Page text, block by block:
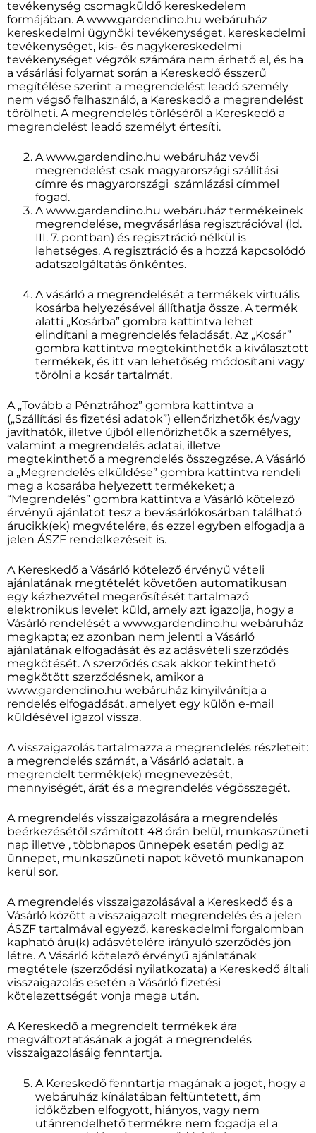
tevékenység csomagküldő kereskedelem
formájában. A www.gardendino.hu webáruház
kereskedelmi ügynöki tevékenységet, kereskedelmi
tevékenységet, kis- és nagykereskedelmi
tevékenységet végzők számára nem érhető el, és ha
a vásárlási folyamat során a Kereskedő ésszerű
megítélése szerint a megrendelést leadó személy
nem végső felhasználó, a Kereskedő a megrendelést
törölheti. A megrendelés törléséről a Kereskedő a
megrendelést leadó személyt értesíti.
A www.gardendino.hu webáruház vevői
megrendelést csak magyarországi szállítási
címre és magyarországi számlázási címmel
fogad.
A www.gardendino.hu webáruház termékeinek
megrendelése, megvásárlása regisztrációval (ld.
III. 7. pontban) és regisztráció nélkül is
lehetséges. A regisztráció és a hozzá kapcsolódó
adatszolgáltatás önkéntes.
A vásárló a megrendelését a termékek virtuális
kosárba helyezésével állíthatja össze. A termék
alatti „Kosárba” gombra kattintva lehet
elindítani a megrendelés feladását. Az „Kosár”
gombra kattintva megtekinthetők a kiválasztott
termékek, és itt van lehetőség módosítani vagy
törölni a kosár tartalmát.
A „Tovább a Pénztrához” gombra kattintva a
(„Szállítási és fizetési adatok”) ellenőrizhetők és/vagy
javíthatók, illetve újból ellenőrizhetők a személyes,
valamint a megrendelés adatai, illetve
megtekinthető a megrendelés összegzése. A Vásárló
a „Megrendelés elküldése” gombra kattintva rendeli
meg a kosarába helyezett termékeket; a
“Megrendelés” gombra kattintva a Vásárló kötelező
érvényű ajánlatot tesz a bevásárlókosárban található
árucikk(ek) megvételére, és ezzel egyben elfogadja a
jelen ÁSZF rendelkezéseit is.
A Kereskedő a Vásárló kötelező érvényű vételi
ajánlatának megtételét követően automatikusan
egy kézhezvétel megerősítését tartalmazó
elektronikus levelet küld, amely azt igazolja, hogy a
Vásárló rendelését a www.gardendino.hu webáruház
megkapta; ez azonban nem jelenti a Vásárló
ajánlatának elfogadását és az adásvételi szerződés
megkötését. A szerződés csak akkor tekinthető
megkötött szerződésnek, amikor a
www.gardendino.hu webáruház kinyilvánítja a
rendelés elfogadását, amelyet egy külön e-mail
küldésével igazol vissza.
A visszaigazolás tartalmazza a megrendelés részleteit:
a megrendelés számát, a Vásárló adatait, a
megrendelt termék(ek) megnevezését,
mennyiségét, árát és a megrendelés végösszegét.
A megrendelés visszaigazolására a megrendelés
beérkezésétől számított 48 órán belül, munkaszüneti
nap illetve , többnapos ünnepek esetén pedig az
ünnepet, munkaszüneti napot követő munkanapon
kerül sor.
A megrendelés visszaigazolásával a Kereskedő és a
Vásárló között a visszaigazolt megrendelés és a jelen
ÁSZF tartalmával egyező, kereskedelmi forgalomban
kapható áru(k) adásvételére irányuló szerződés jön
létre. A Vásárló kötelező érvényű ajánlatának
megtétele (szerződési nyilatkozata) a Kereskedő általi
visszaigazolás esetén a Vásárló fizetési
kötelezettségét vonja mega után.
A Kereskedő a megrendelt termékek ára
megváltoztatásának a jogát a megrendelés
visszaigazolásáig fenntartja.
A Kereskedő fenntartja magának a jogot, hogy a
webáruház kínálatában feltüntetett, ám
időközben elfogyott, hiányos, vagy nem
utánrendelhető termékre nem fogadja el a